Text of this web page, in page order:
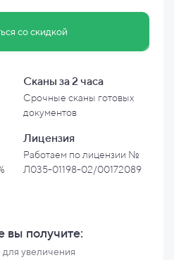
со скидкой
Сканы за 2 часа
Срочные сканы готовых
документов
Лицензия
Работаем по лицензии №
Л035-01198-02/00172089
вы получите:
увеличения